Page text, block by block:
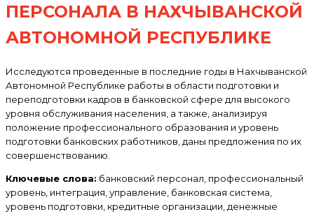
ПЕРСОНАЛА В НАХЧЫВАНСКОЙ
АВТОНОМНОЙ РЕСПУБЛИКЕ
Исследуются проведенные в последние годы в Нахчыванской
Автономной Республике работы в области подготовки и
переподготовки кадров в банковской сфере для высокого
уровня обслуживания населения, а также, анализируя
положение профессионального образования и уровень
подготовки банковских работников, даны предложения по их
совершенствованию.
Ключевые слова: банковский персонал, профессиональный
уровень, интеграция, управление, банковская система,
уровень подготовки, кредитные организации, денежные